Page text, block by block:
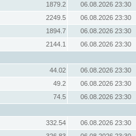
1879.2
06.08.2026 23:30
2249.5
06.08.2026 23:30
1894.7
06.08.2026 23:30
2144.1
06.08.2026 23:30
44.02
06.08.2026 23:30
49.2
06.08.2026 23:30
74.5
06.08.2026 23:30
332.54
06.08.2026 23:30